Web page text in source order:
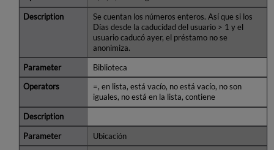
Se cuentan los números enteros. Así que si los
Días desde la caducidad del usuario > 1 y el
usuario caducó ayer, el préstamo no se
anonimiza.
Biblioteca
=, en lista, está vacío, no está vacío, no son
iguales, no está en la lista, contiene
Ubicación